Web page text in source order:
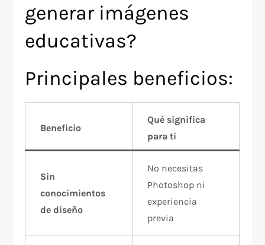
generar imágenes
educativas?
Principales beneficios:
Beneficio
Qué significa
para ti
Sin
conocimientos
de diseño
No necesitas
Photoshop ni
experiencia
previa